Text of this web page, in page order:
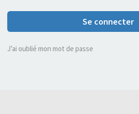
Se connecter
J’ai oublié mon mot de passe